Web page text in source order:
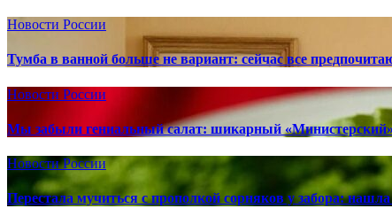
Новости России
Тумба в ванной больше не вариант: сейчас все
Новости России
Мы забыли гениальный салат: шикарный
Новости России
Перестала мучиться с прополкой сорняков у забора: